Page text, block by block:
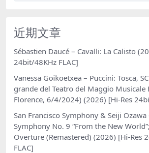
近期文章
Sébastien Daucé – Cavalli: La Calisto
24bit/48KHz FLAC]
Vanessa Goikoetxea – Puccini: Tosca,
grande del Teatro del Maggio Musicale
Florence, 6/4/2024) (2026) [Hi-Res
San Francisco Symphony & Seiji Ozawa
Symphony No. 9 “From the New
Overture (Remastered) (2026) [Hi-Res
FLAC]